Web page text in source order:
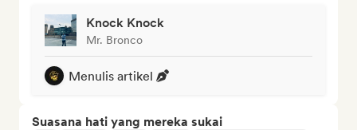
Knock Knock
Mr. Bronco
Menulis artikel
Suasana hati yang mereka sukai